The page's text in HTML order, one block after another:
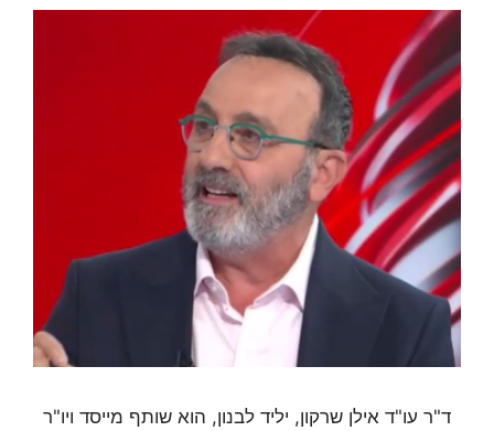
ד"ר עו"ד אילן שרקון, יליד לבנון, הוא שותף מייסד ויו"ר